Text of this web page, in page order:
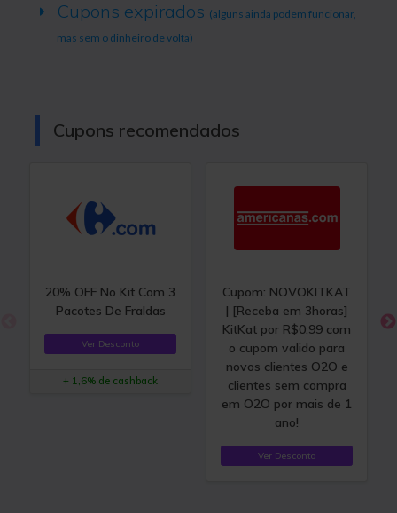
Cupons expirados (alguns ainda podem funcionar,
mas sem o dinheiro de volta)
Cupons recomendados
20% OFF No Kit Com 3
Pacotes De Fraldas
Ver Desconto
+ 1,6% de cashback
Cupom: NOVOKITKAT
| [Receba em 3horas]
KitKat por R$0,99 com
o cupom valido para
novos clientes O2O e
clientes sem compra
em O2O por mais de 1
ano!
Ver Desconto